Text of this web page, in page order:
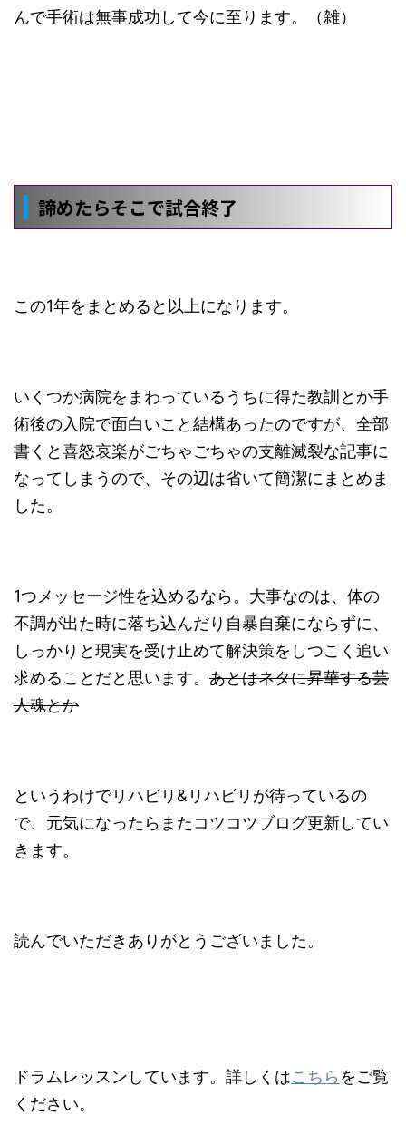
んで手術は無事成功して今に至ります。（雑）
諦めたらそこで試合終了
この1年をまとめると以上になります。
いくつか病院をまわっているうちに得た教訓とか手
術後の入院で面白いこと結構あったのですが、全部
書くと喜怒哀楽がごちゃごちゃの支離滅裂な記事に
なってしまうので、その辺は省いて簡潔にまとめま
した。
1つメッセージ性を込めるなら。大事なのは、体の
不調が出た時に落ち込んだり自暴自棄にならずに、
しっかりと現実を受け止めて解決策をしつこく追い
求めることだと思います。 あとはネタに昇華する芸
人魂とか
というわけでリハビリ&リハビリが待っているの
で、元気になったらまたコツコツブログ更新してい
きます。
読んでいただきありがとうございました。
ドラムレッスンしています。詳しくはこちら をご覧
ください。